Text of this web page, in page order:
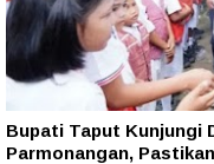
Bupati Taput Kunjungi
Parmonangan,